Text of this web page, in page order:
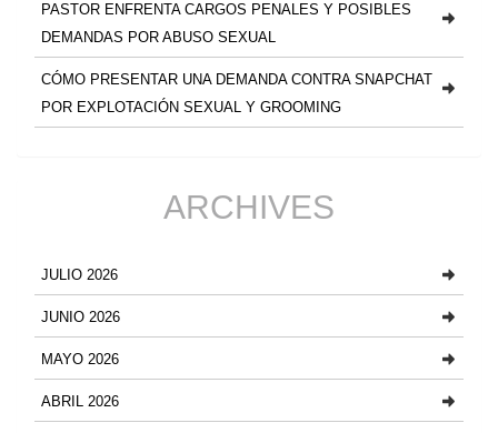
PASTOR ENFRENTA CARGOS PENALES Y POSIBLES
DEMANDAS POR ABUSO SEXUAL
CÓMO PRESENTAR UNA DEMANDA CONTRA SNAPCHAT
POR EXPLOTACIÓN SEXUAL Y GROOMING
ARCHIVES
JULIO 2026
JUNIO 2026
MAYO 2026
ABRIL 2026